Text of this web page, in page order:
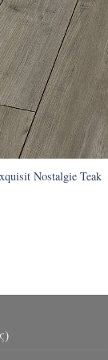
Nostalgie Teak